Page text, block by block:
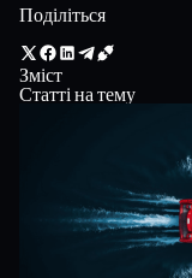
Поділіться
Зміст
Статті на тему